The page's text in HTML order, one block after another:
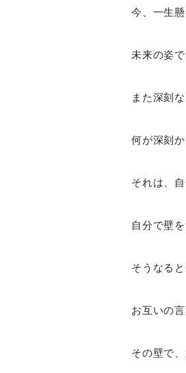
今、一生
未来の姿
また深刻
何が深刻か
それは、
自分で壁
そうなる
お互いの
その壁で